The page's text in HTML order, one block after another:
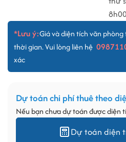
*Lưu ý:Giá và diện tích văn
thời gian. Vui lòng liên hệ
xác
Dự toán chi phí thuê theo
Nếu bạn chưa dự toán được diện
Dự toán diện